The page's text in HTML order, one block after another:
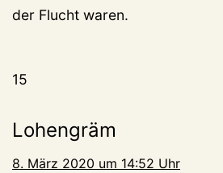
der Flucht waren.
15
Lohengräm
8. März 2020 um 14:52 Uhr